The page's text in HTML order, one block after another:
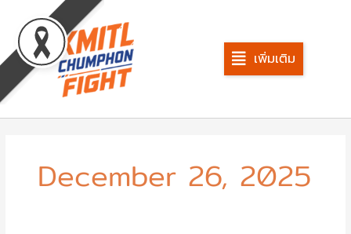
content
เพิ่มเติม
December 26, 2025